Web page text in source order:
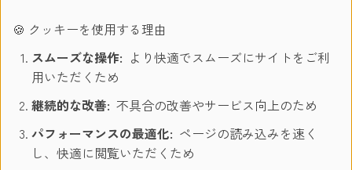
ドイツ留学体験談
ご卒業生の声
🍪 クッキーを使用する理由
スムーズな操作: より快適でスムーズにサイトをご利
用いただくため
継続的な改善: 不具合の改善やサービス向上のため
パフォーマンスの最適化: ページの読み込みを速く
し、快適に閲覧いただくため